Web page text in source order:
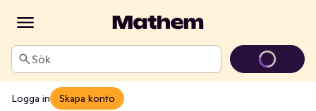
Sök
Logga in Skapa konto